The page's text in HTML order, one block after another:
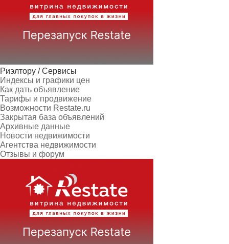
Риэлтору / Сервисы
Индексы и графики цен
Как дать объявление
Тарифы и продвижение
Возможности Restate.ru
Закрытая база объявлений
Архивные данные
Новости недвижимости
Агентства недвижимости
Отзывы и форум